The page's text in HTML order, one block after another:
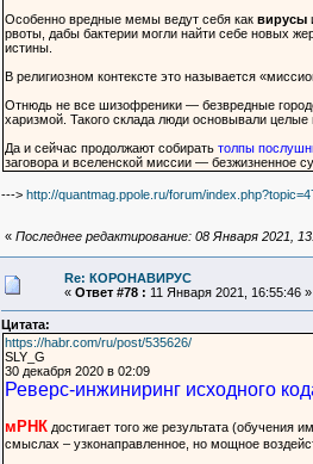
Особенно вредные мемы ведут себя как вирусы
рвоты, дабы бактерии могли найти себе новых
истины.
В религиозном контексте это называется
Отнюдь не все шизофреники — безвредные
харизмой. Такого склада люди основывали
Да и сейчас продолжают собирать толпы
заговора и вселенской миссии — безжизненное
---> http://quantmag.ppole.ru/forum/
« Последнее редактирование: 08 Января 2021,
Re: КОРОНАВИРУС
« Ответ #78 : 11 Января 2021, 16:55:46 »
Цитата:
https://habr.com/ru/post/535626/
SLY_G
30 декабря 2020 в 02:09
Реверс-инжиниринг исходного
мРНКдостигает того же результата (обучения
смыслах – узконаправленное, но мощное